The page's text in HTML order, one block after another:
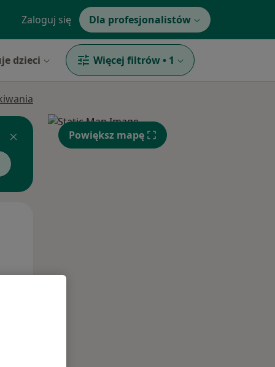
Zaloguj się Dla profesjonalistów
dzieci Więcej filtrów • 1
Powiększ mapę